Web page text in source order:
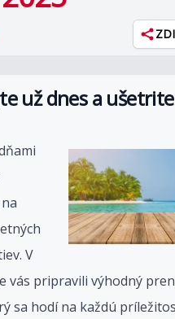
už dnes a ušetrite
V
vás pripravili výhodný
sa hodí na každú